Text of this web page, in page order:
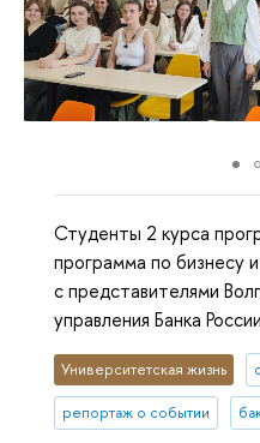
Студенты 2 курса
программа по бизнесу
с представителями
управления Банка
Университетская жизнь
репортаж о событии